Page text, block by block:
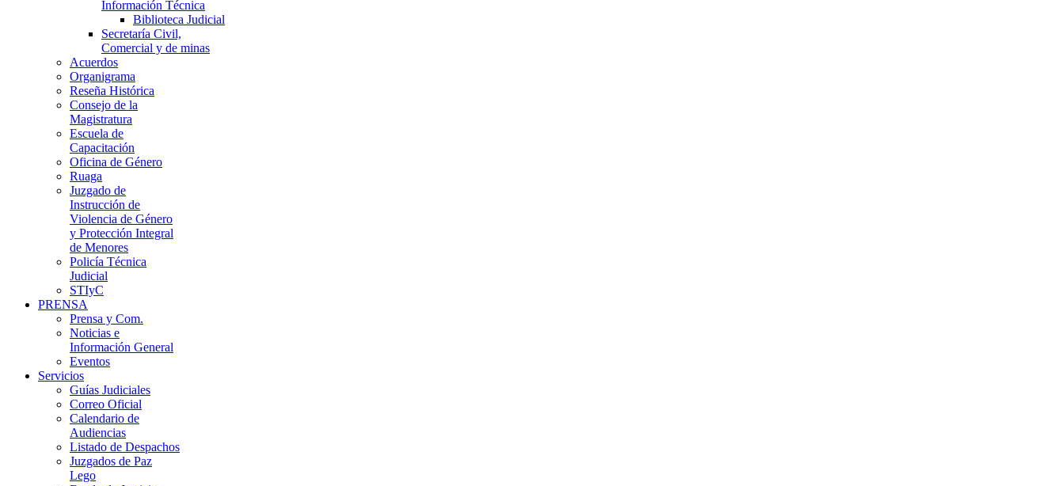
Información Técnica
Biblioteca Judicial
Secretaría Civil,
Comercial y de minas
Acuerdos
Organigrama
Reseña Histórica
Consejo de la
Magistratura
Escuela de
Capacitación
Oficina de Género
Ruaga
Juzgado de
Instrucción de
Violencia de Género
y Protección Integral
de Menores
Policía Técnica
Judicial
STIyC
PRENSA
Prensa y Com.
Noticias e
Información General
Eventos
Servicios
Guías Judiciales
Correo Oficial
Calendario de
Audiencias
Listado de Despachos
Juzgados de Paz
Lego